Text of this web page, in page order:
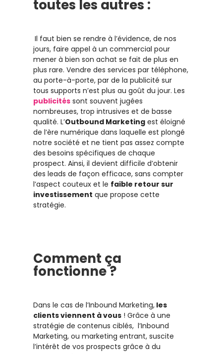
toutes les autres :
Il faut bien se rendre à l’évidence, de nos
jours, faire appel à un commercial pour
mener à bien son achat se fait de plus en
plus rare. Vendre des services par téléphone,
au porte-à-porte, par de la publicité sur
tous supports n’est plus au goût du jour. Les
publicités sont souvent jugées
nombreuses, trop intrusives et de basse
qualité. L’Outbound Marketing est éloigné
de l’ère numérique dans laquelle est plongé
notre société et ne tient pas assez compte
des besoins spécifiques de chaque
prospect. Ainsi, il devient difficile d’obtenir
des leads de façon efficace, sans compter
l’aspect couteux et le faible retour sur
investissement que propose cette
stratégie.
Comment ça
fonctionne ?
Dans le cas de l’Inbound Marketing, les
clients viennent à vous ! Grâce à une
stratégie de contenus ciblés, l’Inbound
Marketing, ou marketing entrant, suscite
l’intérêt de vos prospects grâce à du